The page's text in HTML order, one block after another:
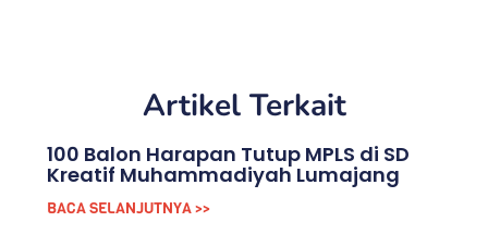
Artikel Terkait
100 Balon Harapan Tutup MPLS di SD
Kreatif Muhammadiyah Lumajang
BACA SELANJUTNYA >>